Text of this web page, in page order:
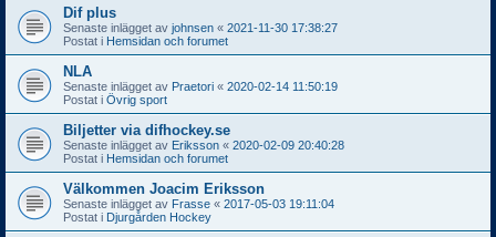
Dif plus
Senaste inlägget av johnsen « 2021-11-30 17:38:27
Postat i Hemsidan och forumet
NLA
Senaste inlägget av Praetori « 2020-02-14 11:50:19
Postat i Övrig sport
Biljetter via difhockey.se
Senaste inlägget av Eriksson « 2020-02-09 20:40:28
Postat i Hemsidan och forumet
Välkommen Joacim Eriksson
Senaste inlägget av Frasse « 2017-05-03 19:11:04
Postat i Djurgården Hockey